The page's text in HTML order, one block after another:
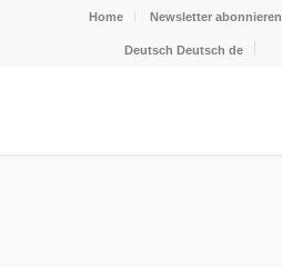
Home Newsletter abonnieren
Deutsch Deutsch de